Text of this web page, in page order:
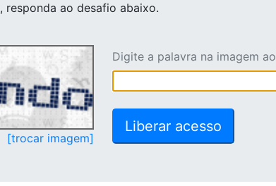
, responda ao desafio abaixo.
[trocar imagem]
Digite a palavra na imagem